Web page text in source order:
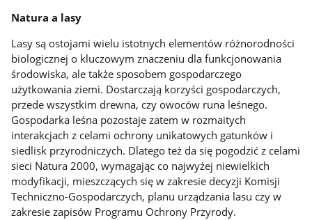
Natura a lasy
Lasy są ostojami wielu istotnych elementów różnorodności
biologicznej o kluczowym znaczeniu dla funkcjonowania
środowiska, ale także sposobem gospodarczego
użytkowania ziemi. Dostarczają korzyści gospodarczych,
przede wszystkim drewna, czy owoców runa leśnego.
Gospodarka leśna pozostaje zatem w rozmaitych
interakcjach z celami ochrony unikatowych gatunków i
siedlisk przyrodniczych. Dlatego też da się pogodzić z celami
sieci Natura 2000, wymagając co najwyżej niewielkich
modyfikacji, mieszczących się w zakresie decyzji Komisji
Techniczno-Gospodarczych, planu urządzania lasu czy w
zakresie zapisów Programu Ochrony Przyrody.